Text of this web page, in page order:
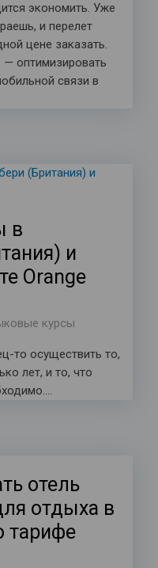
экономить. Уже
и перелет
цене заказать.
оптимизировать
связи в
в
и
Orange
курсы
то осуществить то,
лет, и то, что
отель
отдыха в
тарифе